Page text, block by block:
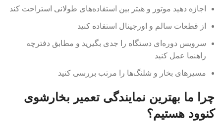
اجازه دهید موتور و هیتر بین استفاده‌های طولانی استراحت کند
از قطعات سالم و اورجینال استفاده کنید
سرویس دوره‌ای دستگاه را جدی بگیرید و مطابق دفترچه
راهنما عمل کنید
مسیرهای بخار و شلنگ‌ها را مرتب بررسی کنید
چرا ما بهترین نمایندگی تعمیر بخارشوی
کنوود هستیم؟